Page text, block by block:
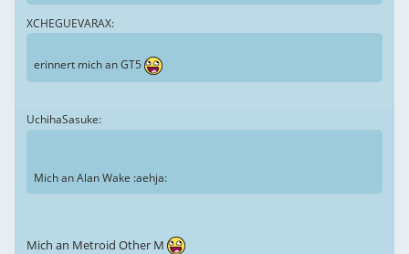
XCHEGUEVARAX:
erinnert mich an GT5
UchihaSasuke:
Mich an Alan Wake :aehja:
Mich an Metroid Other M